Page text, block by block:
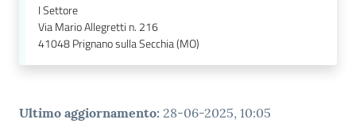
Street
Tutti
argomenti...
I Settore
Via Mario Allegretti n. 216
41048Prignano sulla Secchia (MO)
Ultimo aggiornamento: 28-06-2025, 10:05